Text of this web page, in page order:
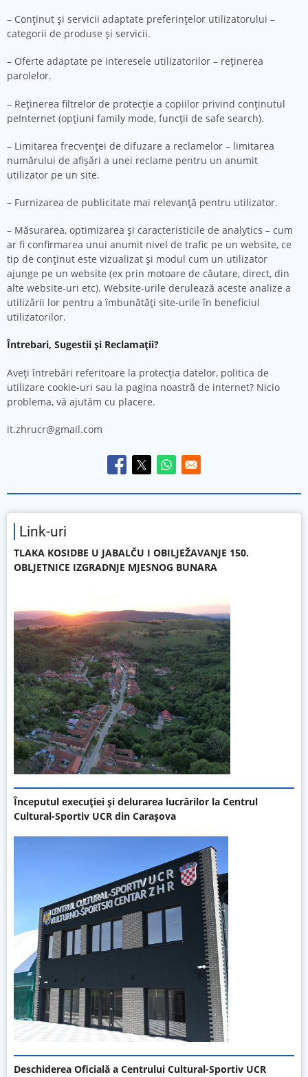
– Conţinut şi servicii adaptate preferinţelor utilizatorului –
categorii de produse şi servicii.
– Oferte adaptate pe interesele utilizatorilor – reţinerea
parolelor.
– Reţinerea filtrelor de protecţie a copiilor privind conţinutul
peInternet (opţiuni family mode, funcţii de safe search).
– Limitarea frecvenţei de difuzare a reclamelor – limitarea
numărului de afişări a unei reclame pentru un anumit
utilizator pe un site.
– Furnizarea de publicitate mai relevanţă pentru utilizator.
– Măsurarea, optimizarea şi caracteristicile de analytics – cum
ar fi confirmarea unui anumit nivel de trafic pe un website, ce
tip de conţinut este vizualizat şi modul cum un utilizator
ajunge pe un website (ex prin motoare de căutare, direct, din
alte website-uri etc). Website-urile derulează aceste analize a
utilizării lor pentru a îmbunătăţi site-urile în beneficiul
utilizatorilor.
Întrebari, Sugestii și Reclamații?
Aveți întrebări referitoare la protecția datelor, politica de
utilizare cookie-uri sau la pagina noastră de internet? Nicio
problema, vă ajutăm cu placere.
it.zhrucr@gmail.com
Link-uri
TLAKA KOSIDBE U JABALČU I OBILJEŽAVANJE 150.
OBLJETNICE IZGRADNJE MJESNOG BUNARA
Începutul execuției și delurarea lucrărilor la Centrul
Cultural-Sportiv UCR din Carașova
Deschiderea Oficială a Centrului Cultural-Sportiv UCR